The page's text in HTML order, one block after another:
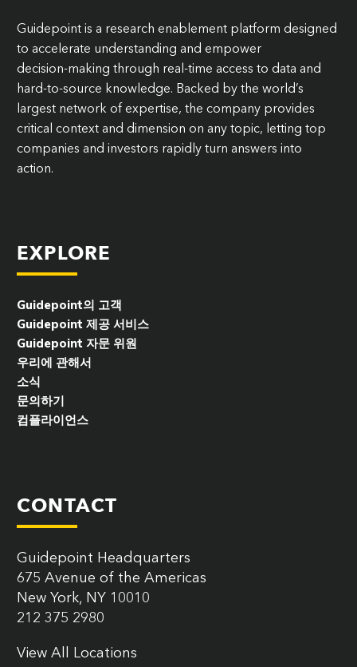
Guidepoint is a research enablement platform designed
to accelerate understanding and empower
decision‑making through real-time access to data and
hard-to-source knowledge. Backed by the world’s
largest network of expertise, the company provides
critical context and dimension on any topic, letting top
companies and investors rapidly turn answers into
action.
EXPLORE
Guidepoint의 고객
Guidepoint 제공 서비스
Guidepoint 자문 위원
우리에 관해서
소식
문의하기
컴플라이언스
CONTACT
Guidepoint Headquarters
675 Avenue of the Americas
New York, NY 10010
212 375 2980
View All Locations